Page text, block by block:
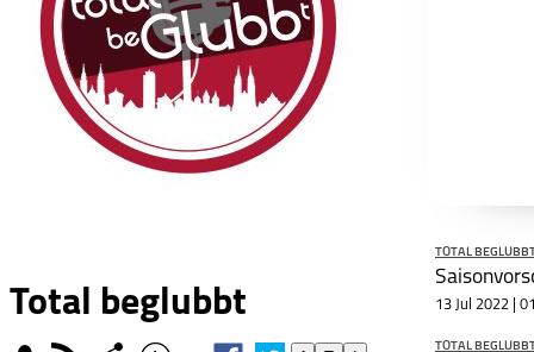
Total beglubbt
TOTAL
13 Jul 2022 |
TOTAL